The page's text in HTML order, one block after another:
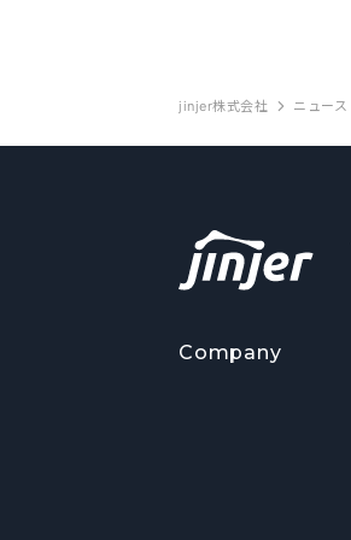
jinjer株式会社 ニュース
Company